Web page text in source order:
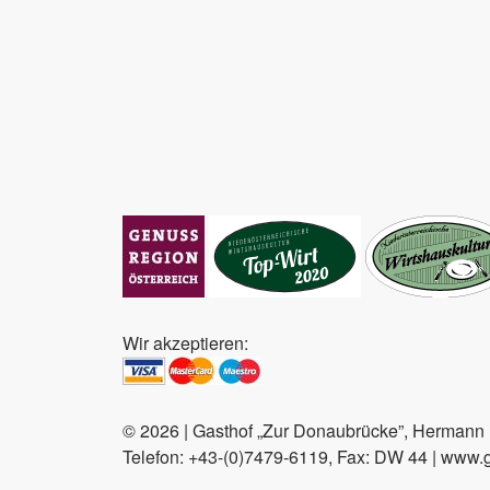
Wir akzeptieren:
© 2026 | Gasthof „Zur Donaubrücke”,
Telefon: +43-(0)7479-6119, Fax: DW 44 |